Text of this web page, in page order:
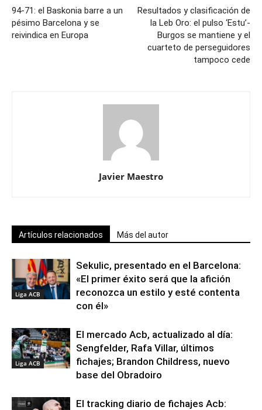
94-71: el Baskonia barre a un
pésimo Barcelona y se
reivindica en Europa
Resultados y clasificación de
la Leb Oro: el pulso ‘Estu’-
Burgos se mantiene y el
cuarteto de perseguidores
tampoco cede
Javier Maestro
Artículos relacionados Más del autor
Liga ACB
Sekulic, presentado en el Barcelona:
«El primer éxito será que la afición
reconozca un estilo y esté contenta
con él»
Liga ACB
El mercado Acb, actualizado al día:
Sengfelder, Rafa Villar, últimos
fichajes; Brandon Childress, nuevo
base del Obradoiro
El tracking diario de fichajes Acb: